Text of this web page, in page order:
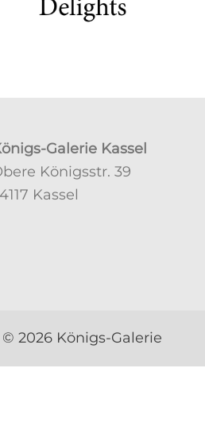
Galerie Kassel
Königsstr. 39
Kassel
2026 Königs-Galerie